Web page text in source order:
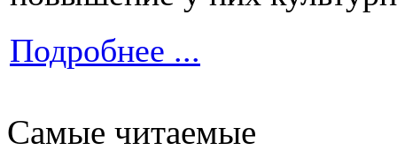
Подробнее ...
Самые читаемые